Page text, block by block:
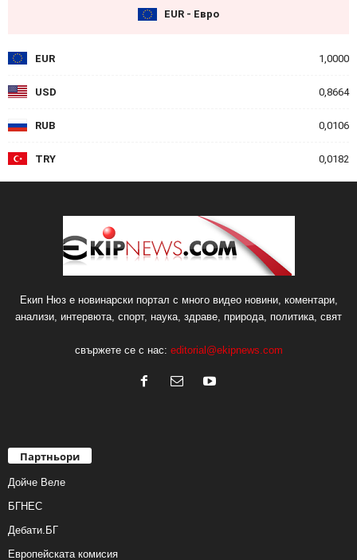
EUR - Евро
EUR 1,0000
USD 0,8664
RUB 0,0106
TRY 0,0182
Екип Нюз е новинарски портал с много видео новини, коментари,
анализи, интервюта, спорт, наука, здраве, природа, политика, свят
свържете се с нас: editorial@ekipnews.com
Партньори
Дойче Веле
БГНЕС
Дебати.БГ
Европейската комисия